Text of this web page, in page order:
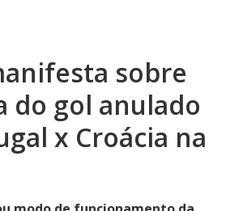
sobre
do gol anulado
x Croácia na